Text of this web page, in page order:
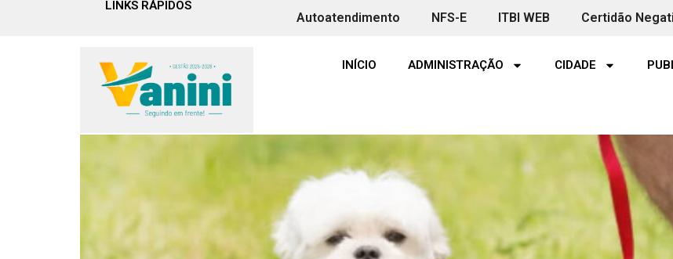
LINKS RÁPIDOS
Autoatendimento NFS-E ITBI WEB Certidão
INÍCIO ADMINISTRAÇÃO CIDADE
Tag: dejetos
Comunicado importante!